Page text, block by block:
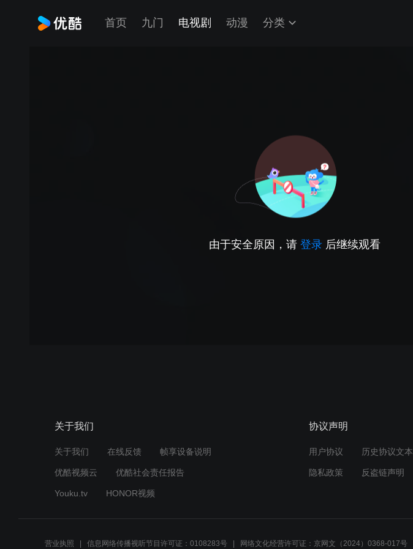
首页 九门 电视剧 动漫 分类
由于安全原因，请 登录 后继续观看
关于我们
关于我们 在线反馈 帧享设备说明
优酷视频云 优酷社会责任报告
Youku.tv HONOR视频
协议声明
用户协议 历史协议文本
隐私政策 反盗链声明
营业执照 信息网络传播视听节目许可证：0108283号 网络文化经营许可证：京网文（2024）0368-017号